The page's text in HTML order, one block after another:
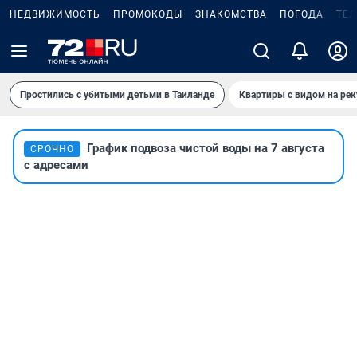
НЕДВИЖИМОСТЬ ПРОМОКОДЫ ЗНАКОМСТВА ПОГОДА
Простились с убитыми детьми в Таиланде Квартиры с видом на
СРОЧНО
График подвоза чистой воды на 7 августа
с адресами